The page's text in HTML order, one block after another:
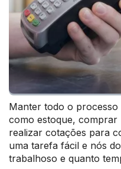
Manter todo o processo
como estoque, comprar
realizar cotações para
uma tarefa fácil e nós
trabalhoso e quanto